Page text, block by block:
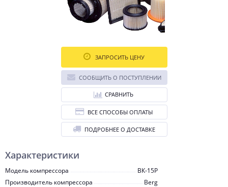
Характеристики
Модель компрессора
ВК-15Р
Производитель компрессора
Berg
ЗАПРОСИТЬ ЦЕНУ
СООБЩИТЬ О ПОСТУПЛЕНИИ
СРАВНИТЬ
ВСЕ СПОСОБЫ ОПЛАТЫ
ПОДРОБНЕЕ О ДОСТАВКЕ